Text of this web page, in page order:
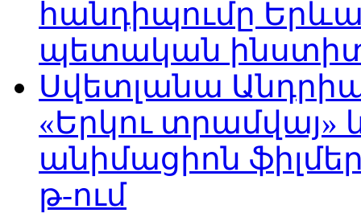
հանդիպումը
պետական
Սվետլանա
«Երկու տրամվայ»
անիմացիոն
թ-ում